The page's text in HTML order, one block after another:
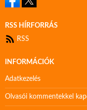
RSS HÍRFORRÁS
RSS
INFORMÁCIÓK
Adatkezelés
Olvasói kommentekkel